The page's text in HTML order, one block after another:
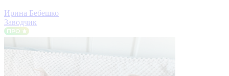
Ирина Бебешко
Заводчик